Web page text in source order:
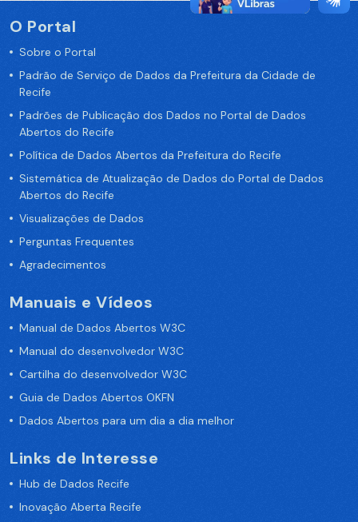
O Portal
Sobre o Portal
Padrão de Serviço de Dados da Prefeitura da Cidade de
Recife
Padrões de Publicação dos Dados no Portal de Dados
Abertos do Recife
Política de Dados Abertos da Prefeitura do Recife
Sistemática de Atualização de Dados do Portal de Dados
Abertos do Recife
Visualizações de Dados
Perguntas Frequentes
Agradecimentos
Manuais e Vídeos
Manual de Dados Abertos W3C
Manual do desenvolvedor W3C
Cartilha do desenvolvedor W3C
Guia de Dados Abertos OKFN
Dados Abertos para um dia a dia melhor
Links de Interesse
Hub de Dados Recife
Inovação Aberta Recife